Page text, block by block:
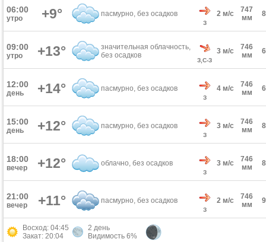
06:00
утро +9° пасмурно, без осадков
З
2 м/с
747
мм
09:00
утро +13°
значительная облачность,
без осадков
З,С-З
3 м/с
746
мм
12:00
день +14° пасмурно, без осадков
З
4 м/с
746
мм
15:00
день +12° пасмурно, без осадков
З
3 м/с
746
мм
18:00
вечер +12° облачно, без осадков
З
3 м/с
746
мм
21:00
вечер +11° пасмурно, без осадков
З
2 м/с
746
мм
Восход: 04:45
Закат: 20:04
2 день
Видимость 6%